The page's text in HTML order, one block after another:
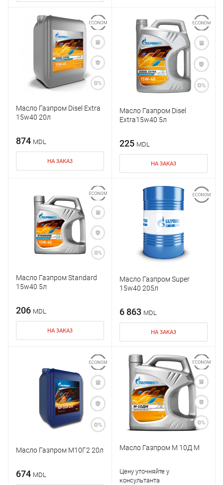
Масло Газпром Disel Extra
15w40 20л
874 MDL
НА ЗАКАЗ
Масло Газпром Disel
Extra15w40 5л
225 MDL
НА ЗАКАЗ
Масло Газпром Standard
15w40 5л
206 MDL
НА ЗАКАЗ
Масло Газпром Super
15w40 205л
6 863 MDL
НА ЗАКАЗ
Масло Газпром М10Г2 20л
674 MDL
Масло Газпром М 10Д М
Цену уточняйте у
консультанта